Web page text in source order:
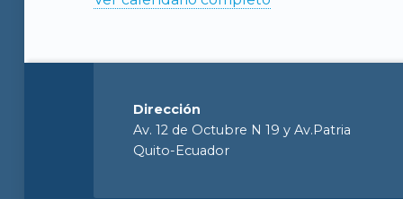
Dirección
Av. 12 de Octubre N 19 y Av.Patria
Quito-Ecuador